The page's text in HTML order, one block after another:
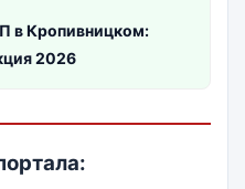
в Кропивницком:
2026